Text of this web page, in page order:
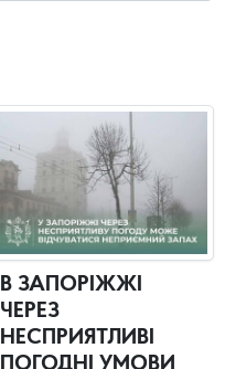
В ЗАПОРІЖЖІ
ЧЕРЕЗ
НЕСПРИЯТЛИВІ
ПОГОДНІ УМОВИ